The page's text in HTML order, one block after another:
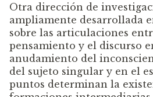
Otra dirección de
ampliamente desarrollada
sobre las articulaciones
pensamiento y el discurso
anudamiento del
del sujeto singular y en el
puntos determinan la